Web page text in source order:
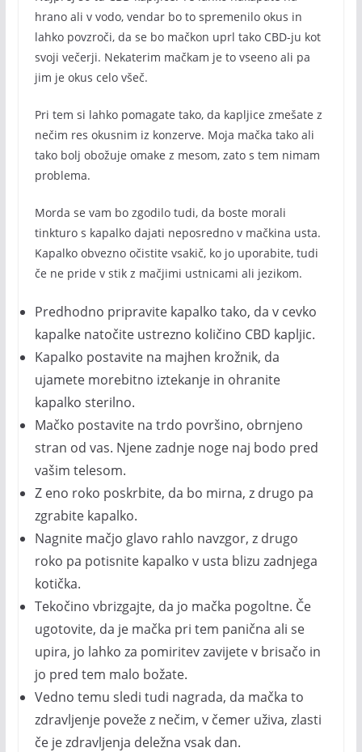
hrano ali v vodo, vendar bo to spremenilo okus in
lahko povzroči, da se bo mačkon uprl tako CBD-ju kot
svoji večerji. Nekaterim mačkam je to vseeno ali pa
jim je okus celo všeč.
Pri tem si lahko pomagate tako, da kapljice zmešate z
nečim res okusnim iz konzerve. Moja mačka tako ali
tako bolj obožuje omake z mesom, zato s tem nimam
problema.
Morda se vam bo zgodilo tudi, da boste morali
tinkturo s kapalko dajati neposredno v mačkina usta.
Kapalko obvezno očistite vsakič, ko jo uporabite, tudi
če ne pride v stik z mačjimi ustnicami ali jezikom.
Predhodno pripravite kapalko tako, da v cevko
kapalke natočite ustrezno količino CBD kapljic.
Kapalko postavite na majhen krožnik, da
ujamete morebitno iztekanje in ohranite
kapalko sterilno.
Mačko postavite na trdo površino, obrnjeno
stran od vas. Njene zadnje noge naj bodo pred
vašim telesom.
Z eno roko poskrbite, da bo mirna, z drugo pa
zgrabite kapalko.
Nagnite mačjo glavo rahlo navzgor, z drugo
roko pa potisnite kapalko v usta blizu zadnjega
kotička.
Tekočino vbrizgajte, da jo mačka pogoltne. Če
ugotovite, da je mačka pri tem panična ali se
upira, jo lahko za pomiritev zavijete v brisačo in
jo pred tem malo božate.
Vedno temu sledi tudi nagrada, da mačka to
zdravljenje poveže z nečim, v čemer uživa, zlasti
če je zdravljenja deležna vsak dan.